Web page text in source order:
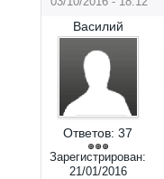
Василий
Ответов: 37
Зарегистрирован:
21/01/2016